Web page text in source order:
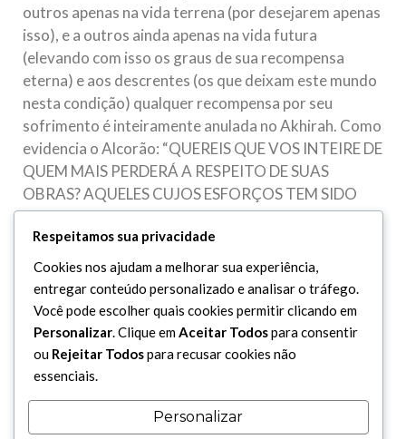
outros apenas na vida terrena (por desejarem apenas
isso), e a outros ainda apenas na vida futura
(elevando com isso os graus de sua recompensa
eterna) e aos descrentes (os que deixam este mundo
nesta condição) qualquer recompensa por seu
sofrimento é inteiramente anulada no Akhirah. Como
evidencia o Alcorão: “QUEREIS QUE VOS INTEIRE DE
QUEM MAIS PERDERÁ A RESPEITO DE SUAS
OBRAS? AQUELES CUJOS ESFORÇOS TEM SIDO
DESPENDIDOS NESSA VIDA ENQUANTO PENSAM
QUE ESTÃO ADQUIRINDO O BEM POR SUAS
OBRAS E SÃO OS QUE NEGAM OS VERSÍCULOS E O
COMPARECIMENTO ANTE SEU SENHOR POR ISSO
SUAS OBRAS SE TORNARÃO NULAS E NÃO LHES
RECONHECEREMOS MÉRITO ALGUM NO DIA DA
RESSURREIÇÃO”. (18: 103 A 105)
A perseverança diante das adversidades foi o
exemplo distintivo dos profetas, dos imames e dos
awlia em todas as épocas. Estes servos diletos por
Respeitamos sua privacidade
Cookies nos ajudam a melhorar sua experiência,
entregar conteúdo personalizado e analisar o tráfego.
Você pode escolher quais cookies permitir clicando em
Personalizar. Clique emAceitar Todospara consentir
ou Rejeitar Todospara recusar cookies não
essenciais.
Personalizar